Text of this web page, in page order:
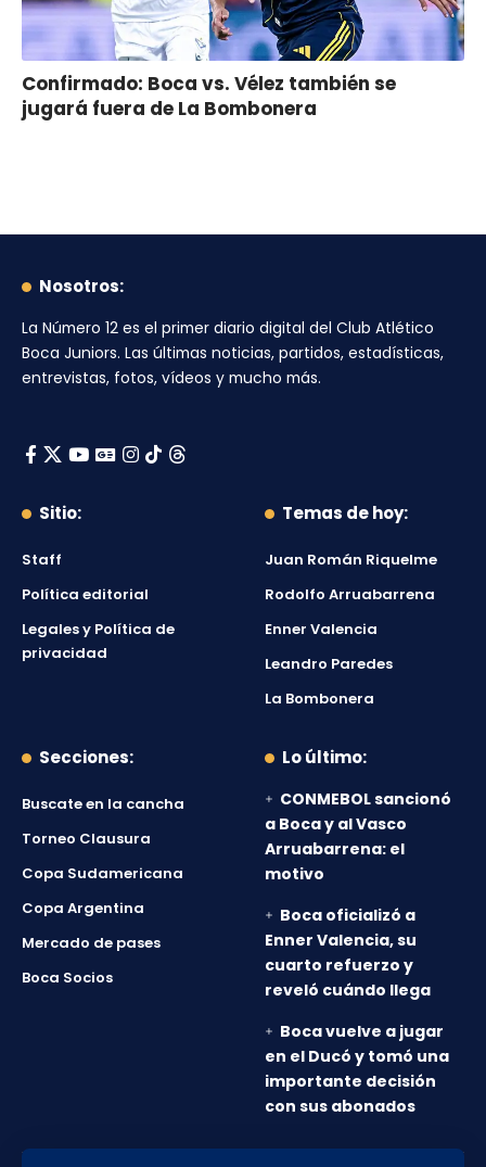
Confirmado: Boca vs. Vélez también se
jugará fuera de La Bombonera
Nosotros:
La Número 12 es el primer diario digital del Club Atlético
Boca Juniors. Las últimas noticias, partidos, estadísticas,
entrevistas, fotos, vídeos y mucho más.
Sitio:
Staff
Política editorial
Legales y Política de
privacidad
Temas de hoy:
Juan Román Riquelme
Rodolfo Arruabarrena
Enner Valencia
Leandro Paredes
La Bombonera
Secciones:
Buscate en la cancha
Torneo Clausura
Copa Sudamericana
Copa Argentina
Mercado de pases
Boca Socios
Lo último:
CONMEBOL sancionó
a Boca y al Vasco
Arruabarrena: el
motivo
Boca oficializó a
Enner Valencia, su
cuarto refuerzo y
reveló cuándo llega
Boca vuelve a jugar
en el Ducó y tomó una
importante decisión
con sus abonados